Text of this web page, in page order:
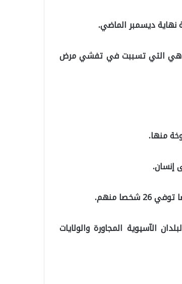
نهاية ديسمبر الماضي.
وأعلن العلماء آنذاك أن سلالة جديدة من فيروس كورونا 2019-nCoV هي التي تسببت في تفشي مرض
منها.
إنسان.
الآسيوية المجاورة والولايات